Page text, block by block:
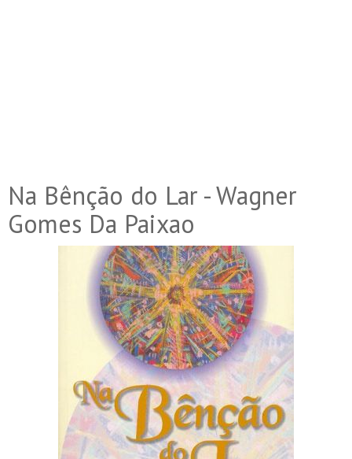
Na Bênção do Lar - Wagner
Gomes Da Paixao